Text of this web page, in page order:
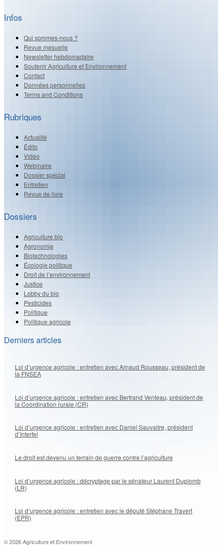
Infos
Qui sommes-nous ?
Revue mesuelle
Newsletter hebdomadaire
Soutenir Agriculture et Environnement
Contact
Données personnelles
Terms and Conditions
Rubriques
Actualité
Édito
Vidéo
Webinaire
Dossier spécial
Entretien
Revue de livre
Dossiers
Agriculture bio
Agronomie
Biotechnologies
Écologie politique
Droit de l’environnement
Justice
Lobby du bio
Pesticides
Politique
Politique agricole
Derniers articles
Loi d’urgence agricole : entretien avec Arnaud Rousseau, président de
la FNSEA
Loi d’urgence agricole : entretien avec Bertrand Venteau, président de
la Coordination rurale (CR)
Loi d’urgence agricole : entretien avec Daniel Sauvaitre, président
d’Interfel
Le droit est devenu un terrain de guerre contre l’agriculture
Loi d’urgence agricole : décryptage par le sénateur Laurent Duplomb
(LR)
Loi d’urgence agricole : entretien avec le député Stéphane Travert
(EPR)
© 2026 Agriculture et Environnement